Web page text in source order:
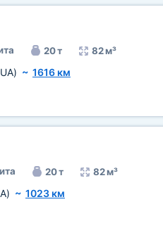
20 т 82 м³
~ 1616 км
20 т 82 м³
~ 1023 км